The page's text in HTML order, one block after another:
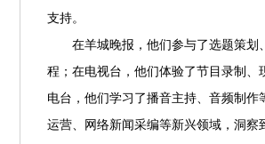
支持。
在羊城晚报，他们参与了选题策
程；在电视台，他们体验了节目录制
电台，他们学习了播音主持、音频制
运营、网络新闻采编等新兴领域，洞察